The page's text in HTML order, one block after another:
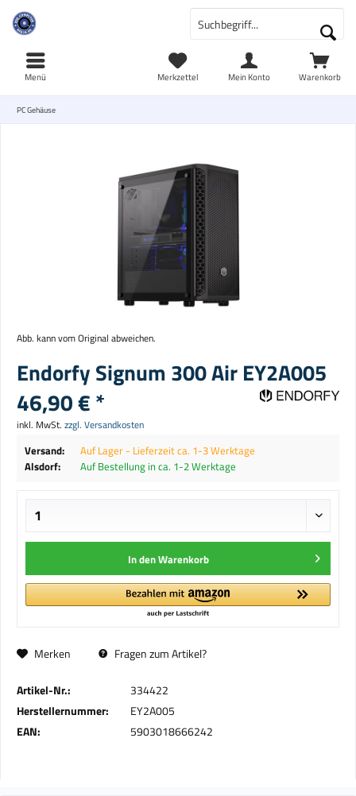
Warenkorb
Merkzettel Mein Konto
Menü
PC Gehäuse
Abb. kann vom Original abweichen.
Endorfy Signum 300 Air EY2A005
46,90 € *
inkl. MwSt. zzgl. Versandkosten
Versand:
Auf Lager - Lieferzeit ca. 1-3 Werktage
Alsdorf:
Auf Bestellung in ca. 1-2 Werktage
In denWarenkorb
Merken Fragen zum Artikel?
Artikel-Nr.:
334422
Herstellernummer:
EY2A005
EAN:
5903018666242